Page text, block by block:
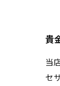
貴
当
セ